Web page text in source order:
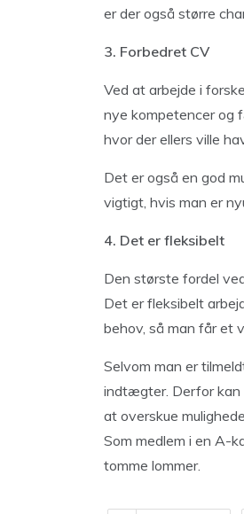
er der også større
3. Forbedret CV
Ved at arbejde i
nye kompetencer og
hvor der ellers ville
Det er også en god
vigtigt, hvis man er
4. Det er fleksibelt
Den største fordel
Det er fleksibelt
behov, så man får et
Selvom man er
indtægter. Derfor
at overskue
Som medlem i en A-
tomme lommer.